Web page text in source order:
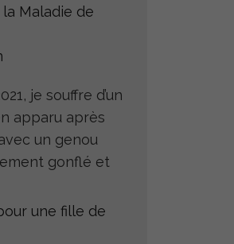
la Maladie de
je souffre d’un
apparu après
un genou
gonflé et
une fille de